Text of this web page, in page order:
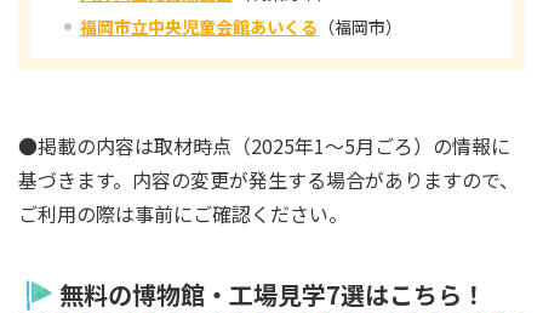
福岡市立中央児童会館あいくる （福岡市）
●掲載の内容は取材時点（2025年1～5月ごろ）の情報に
基づきます。内容の変更が発生する場合がありますので、
ご利用の際は事前にご確認ください。
無料の博物館・工場見学7選はこちら！